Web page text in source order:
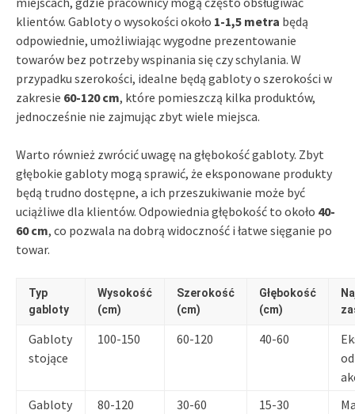
klientów. Gabloty o wysokości około 1-1,5 metra będą
odpowiednie, umożliwiając wygodne prezentowanie
towarów bez potrzeby wspinania się czy schylania. W
przypadku szerokości, idealne będą gabloty o szerokości w
zakresie 60-120 cm, które pomieszczą kilka produktów,
jednocześnie nie zajmując zbyt wiele miejsca.
Warto również zwrócić uwagę na głębokość gabloty. Zbyt
głębokie gabloty mogą sprawić, że eksponowane produkty
będą trudno dostępne, a ich przeszukiwanie może być
uciążliwe dla klientów. Odpowiednia głębokość to około 40-
60 cm, co pozwala na dobrą widoczność i łatwe sięganie po
towar.
Typ
gabloty
Wysokość
(cm)
Szerokość
(cm)
Głębokość
(cm)
Gabloty
stojące
100-150 60-120 40-60
Gabloty
80-120 30-60 15-30